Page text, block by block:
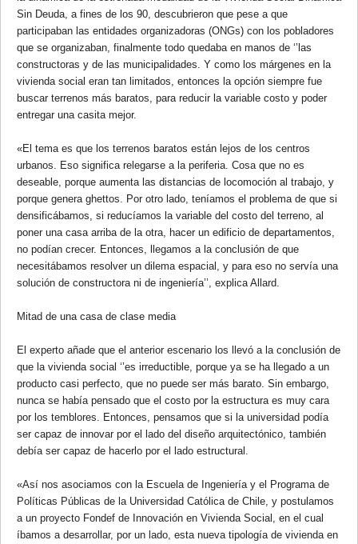
Sin Deuda, a fines de los 90, descubrieron que pese a que
participaban las entidades organizadoras (ONGs) con los pobladores
que se organizaban, finalmente todo quedaba en manos de ‘’las
constructoras y de las municipalidades. Y como los márgenes en la
vivienda social eran tan limitados, entonces la opción siempre fue
buscar terrenos más baratos, para reducir la variable costo y poder
entregar una casita mejor.
«El tema es que los terrenos baratos están lejos de los centros
urbanos. Eso significa relegarse a la periferia. Cosa que no es
deseable, porque aumenta las distancias de locomoción al trabajo, y
porque genera ghettos. Por otro lado, teníamos el problema de que si
densificábamos, si reducíamos la variable del costo del terreno, al
poner una casa arriba de la otra, hacer un edificio de departamentos,
no podían crecer. Entonces, llegamos a la conclusión de que
necesitábamos resolver un dilema espacial, y para eso no servía una
solución de constructora ni de ingeniería’’, explica Allard.
Mitad de una casa de clase media
El experto añade que el anterior escenario los llevó a la conclusión de
que la vivienda social ‘’es irreductible, porque ya se ha llegado a un
producto casi perfecto, que no puede ser más barato. Sin embargo,
nunca se había pensado que el costo por la estructura es muy cara
por los temblores. Entonces, pensamos que si la universidad podía
ser capaz de innovar por el lado del diseño arquitectónico, también
debía ser capaz de hacerlo por el lado estructural.
«Así nos asociamos con la Escuela de Ingeniería y el Programa de
Políticas Públicas de la Universidad Católica de Chile, y postulamos
a un proyecto Fondef de Innovación en Vivienda Social, en el cual
íbamos a desarrollar, por un lado, esta nueva tipología de vivienda en